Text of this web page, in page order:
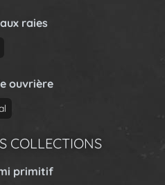
raies
ouvrière
COLLECTIONS
primitif